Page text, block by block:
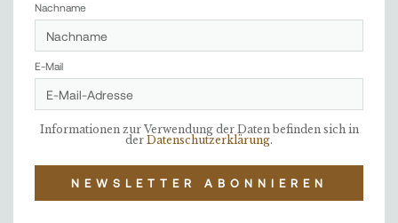
Nachname
E-Mail
Informationen zur Verwendung der Daten befinden sich in
der Datenschutzerklärung.
NEWSLETTER ABONNIEREN